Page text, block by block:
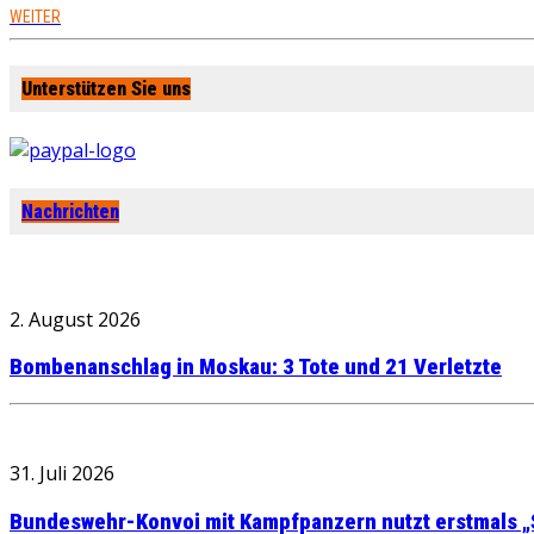
WEITER
Unterstützen Sie uns
Nachrichten
2. August 2026
Bombenanschlag in Moskau: 3 Tote und 21 Verletzte
31. Juli 2026
Bundeswehr-Konvoi mit Kampfpanzern nutzt erstmals